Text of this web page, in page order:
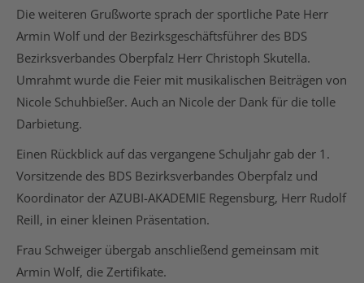
Die weiteren Grußworte sprach der sportliche Pate Herr
Armin Wolf und der Bezirksgeschäftsführer des BDS
Bezirksverbandes Oberpfalz Herr Christoph Skutella.
Umrahmt wurde die Feier mit musikalischen Beiträgen von
Nicole Schuhbießer. Auch an Nicole der Dank für die tolle
Darbietung.
Einen Rückblick auf das vergangene Schuljahr gab der 1.
Vorsitzende des BDS Bezirksverbandes Oberpfalz und
Koordinator der AZUBI-AKADEMIE Regensburg, Herr Rudolf
Reill, in einer kleinen Präsentation.
Frau Schweiger übergab anschließend gemeinsam mit
Armin Wolf, die Zertifikate.